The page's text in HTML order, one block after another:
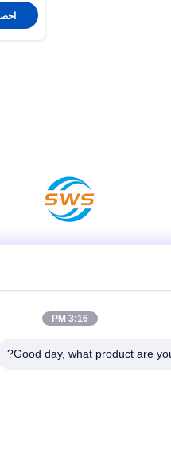
3:16 PM
Good day, what product are